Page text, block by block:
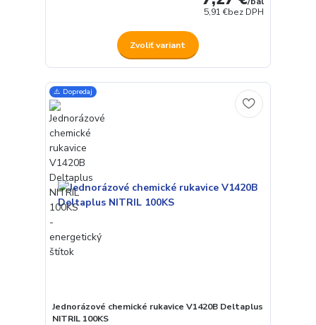
5,91 €bez DPH
Zvoliť variant
⚠️ Dopredaj
Jednorázové chemické rukavice V1420B Deltaplus
NITRIL 100KS